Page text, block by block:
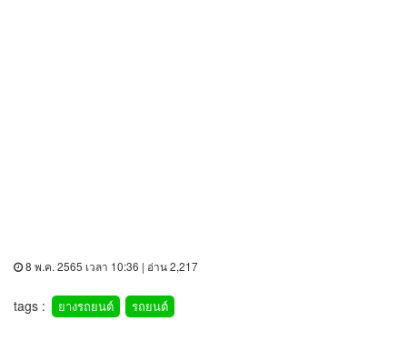
8 พ.ค. 2565 เวลา 10:36 | อ่าน 2,217
tags : ยางรถยนต์ รถยนต์